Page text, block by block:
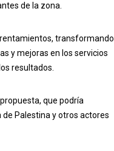
de la zona.
transformando
y mejoras en los servicios
resultados.
que podría
Palestina y otros actores